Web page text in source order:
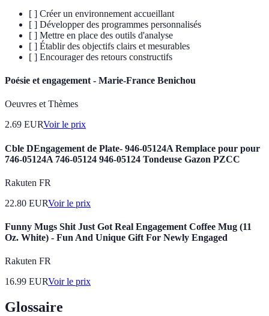
[ ] Créer un environnement accueillant
[ ] Développer des programmes personnalisés
[ ] Mettre en place des outils d'analyse
[ ] Établir des objectifs clairs et mesurables
[ ] Encourager des retours constructifs
Poésie et engagement - Marie-France Benichou
Oeuvres et Thèmes
2.69 EURVoir le prix
Cble DEngagement de Plate- 946-05124A Remplace pour pour
746-05124A 746-05124 946-05124 Tondeuse Gazon PZCC
Rakuten FR
22.80 EURVoir le prix
Funny Mugs Shit Just Got Real Engagement Coffee Mug (11
Oz. White) - Fun And Unique Gift For Newly Engaged
Rakuten FR
16.99 EURVoir le prix
Glossaire